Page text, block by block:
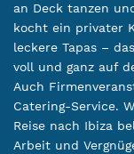
an Deck tanzen
kocht ein privater
leckere Tapas –
voll und ganz auf
Auch
Catering-Service.
Reise nach Ibiza
Arbeit und